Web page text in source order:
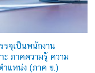
จุเป็นพนักงาน
ะ ภาคความรู้ ความ
ำแหน่ง (ภาค ข.)